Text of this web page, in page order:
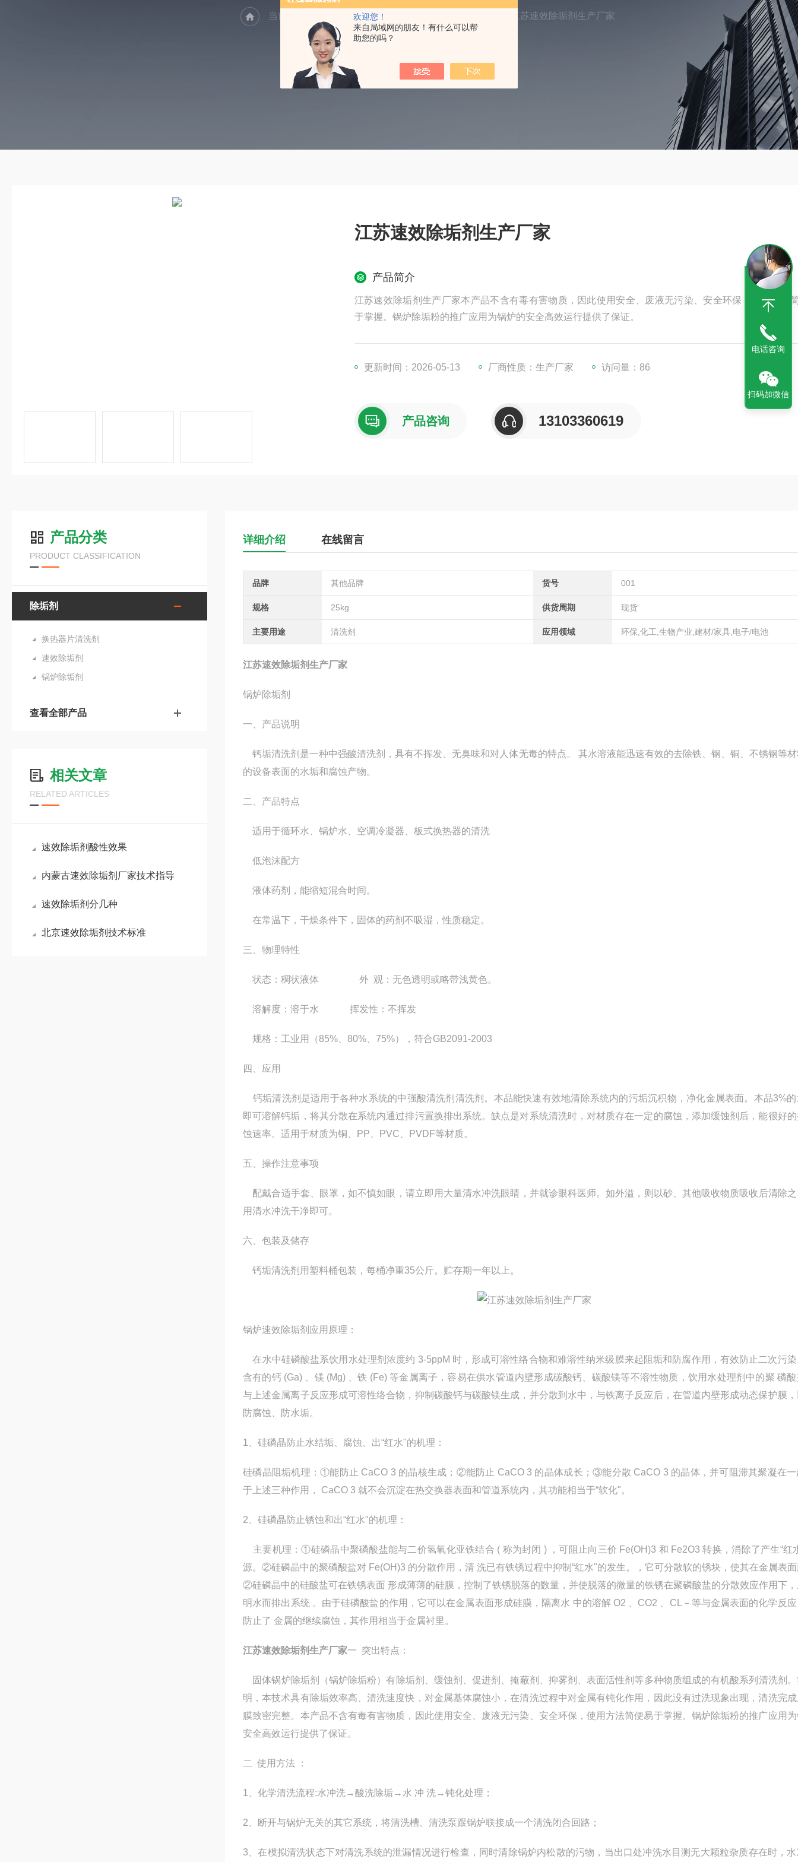
欢迎您！
来自局域网的朋友！有什么可以帮
助您的吗？
当前位置： 产品中心 江苏速效除垢剂生产厂家
江苏速效除垢剂生产厂家
产品简介
江苏速效除垢剂生产厂家本产品不含有毒有害物质，因此使用安全、废液无污染、安全环保，使用方法
于掌握。锅炉除垢粉的推广应用为锅炉的安全高效运行提供了保证。
更新时间：2026-05-13 厂商性质：生产厂家 访问量：86
产品咨询 13103360619
产品分类
PRODUCT CLASSIFICATION
除垢剂
换热器片清洗剂
速效除垢剂
锅炉除垢剂
查看全部产品
相关文章
RELATED ARTICLES
速效除垢剂酸性效果
内蒙古速效除垢剂厂家技术指导
速效除垢剂分几种
北京速效除垢剂技术标准
详细介绍 在线留言
品牌 其他品牌 货号 001
规格 25kg 供货周期 现货
主要用途 清洗剂 应用领域 环保,化工,生物产业,建材/家具,电子/电池
江苏速效除垢剂生产厂家
锅炉除垢剂
一、产品说明
钙垢清洗剂是一种中强酸清洗剂，具有不挥发、无臭味和对人体无毒的特点。 其水溶液能迅速有效的去除铁、钢、铜、不锈钢等
的设备表面的水垢和腐蚀产物。
二、产品特点
适用于循环水、锅炉水、空调冷凝器、板式换热器的清洗
低泡沫配方
液体药剂，能缩短混合时间。
在常温下，干燥条件下，固体的药剂不吸湿，性质稳定。
三、物理特性
状态：稠状液体 外 观：无色透明或略带浅黄色。
溶解度：溶于水 挥发性：不挥发
规格：工业用（85%、80%、75%），符合GB2091-2003
四、应用
钙垢清洗剂是适用于各种水系统的中强酸清洗剂清洗剂。本品能快速有效地清除系统内的污垢沉积物，净化金属表面。本品3%
即可溶解钙垢，将其分散在系统内通过排污置换排出系统。缺点是对系统清洗时，对材质存在一定的腐蚀，添加缓蚀剂后，能很好
蚀速率。适用于材质为铜、PP、PVC、PVDF等材质。
五、操作注意事项
配戴合适手套、眼罩，如不慎如眼，请立即用大量清水冲洗眼睛，并就诊眼科医师。如外溢，则以砂、其他吸收物质吸收后清除
用清水冲洗干净即可。
六、包装及储存
钙垢清洗剂用塑料桶包装，每桶净重35公斤。贮存期一年以上。
锅炉速效除垢剂应用原理：
在水中硅磷酸盐系饮用水处理剂浓度约 3-5ppM 时，形成可溶性络合物和难溶性纳米级膜来起阻垢和防腐作用，有效防止二次污
含有的钙 (Ga) 、镁 (Mg) 、铁 (Fe) 等金属离子，容易在供水管道内壁形成碳酸钙、碳酸镁等不溶性物质，饮用水处理剂中的聚 磷
与上述金属离子反应形成可溶性络合物，抑制碳酸钙与碳酸镁生成，并分散到水中，与铁离子反应后，在管道内壁形成动态保护膜
防腐蚀、防水垢。
1、硅磷晶防止水结垢、腐蚀、出“红水"的机理：
硅磷晶阻垢机理：①能防止 CaCO 3 的晶核生成；②能防止 CaCO 3 的晶体成长；③能分散 CaCO 3 的晶体，并可阻滞其聚凝在一
于上述三种作用， CaCO 3 就不会沉淀在热交换器表面和管道系统内，其功能相当于“软化"。
2、硅磷晶防止锈蚀和出“红水"的机理：
主要机理：①硅磷晶中聚磷酸盐能与二价氢氧化亚铁结合 ( 称为封闭 ) ，可阻止向三价 Fe(OH)3 和 Fe2O3 转换，消除了产生“红
源。②硅磷晶中的聚磷酸盐对 Fe(OH)3 的分散作用，清 洗已有铁锈过程中抑制“红水"的发生。，它可分散软的锈块，使其在金属表
②硅磷晶中的硅酸盐可在铁锈表面 形成薄薄的硅膜，控制了铁锈脱落的数量，并使脱落的微量的铁锈在聚磷酸盐的分散效应作用下
明水而排出系统 。由于硅磷酸盐的作用，它可以在金属表面形成硅膜，隔离水 中的溶解 O2 、CO2 、CL－等与金属表面的化学反
防止了 金属的继续腐蚀，其作用相当于金属衬里。
江苏速效除垢剂生产厂家一 突出特点：
固体锅炉除垢剂（锅炉除垢粉）有除垢剂、缓蚀剂、促进剂、掩蔽剂、抑雾剂、表面活性剂等多种物质组成的有机酸系列清洗剂
明，本技术具有除垢效率高、清洗速度快，对金属基体腐蚀小，在清洗过程中对金属有钝化作用，因此没有过洗现象出现，清洗完
膜致密完整。本产品不含有毒有害物质，因此使用安全、废液无污染、安全环保，使用方法简便易于掌握。锅炉除垢粉的推广应用
安全高效运行提供了保证。
二 使用方法 ：
1、化学清洗流程:水冲洗→酸洗除垢→水 冲 洗→钝化处理；
2、断开与锅炉无关的其它系统，将清洗槽、清洗泵跟锅炉联接成一个清洗闭合回路；
3、在模拟清洗状态下对清洗系统的泄漏情况进行检查，同时清除锅炉内松散的污物，当出口处冲洗水目测无大颗粒杂质存在时，
电话咨询
扫码加微信